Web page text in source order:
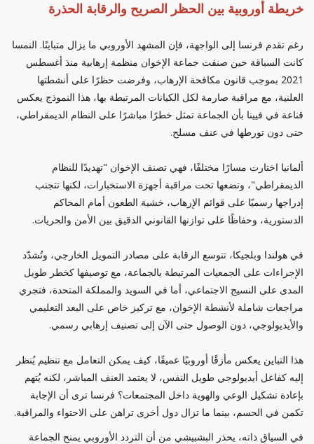
خريطة أوروبية بين الحظر الصريح والرقابة الحذرة
رغم تقدم فرنسا إلى الواجهة، فإن المشهد الأوروبي ما يزال متباينًا. النمسا
كانت السباقة حين صنفت جماعة الإخوان منظمة إرهابية منذ أغسطس
2021 بموجب قانون مكافحة الإرهاب، وفرضت حظرًا على أنشطتها
العلنية، مع مراقبة صارمة لكل الكيانات المرتبطة بها، هذا النموذج يعكس
قناعة في فيينا بأن الجماعة تمثل خطرًا مباشرًا على النظام الديمقراطي،
حتى دون تورطها في عنف مسلح.
ألمانيا اختارت مسارًا مختلفًا، فهي تصنف الإخوان "تهديدًا للنظام
الديمقراطي"، وتضعها تحت مراقبة أجهزة الاستخبارات، لكنها تتجنب
إدراجها رسميًا على قوائم الإرهاب، خشية الطعون أمام المحاكم
الدستورية، وحفاظًا على توازنها القانوني الدقيق بين الأمن والحريات.
في هولندا وبلجيكا، تتوسع الرقابة على مصادر التمويل الخارجي، وتُشدّد
الإجراءات على الجمعيات المرتبطة بالجماعة، مع توصيفها كخطر طويل
المدى على النسيج الاجتماعي، أما في السويد والمملكة المتحدة، فتجري
مراجعات شاملة لأنشطة الإخوان، مع تركيز خاص على البعد التعليمي
والأيديولوجي، دون الوصول حتى الآن إلى تصنيف إرهابي رسمي.
هذا التباين يعكس مأزقًا أوروبيًا عميقًا، كيف يمكن التعامل مع تنظيم يُنظر
إليه كفاعل أيديولوجي طويل النفس، لا يعتمد العنف المباشر، لكنه يُتهم
بإعادة تشكيل الوعي والهوية داخل المجتمعات؟ فرنسا ترى أن الإجابة
تكمن في الحسم، بينما ما تزال دول أخرى تراهن على الاحتواء والمراقبة.
في السياق ذاته، يحذر البشبيشي من أن التردد الأوروبي يمنح الجماعة